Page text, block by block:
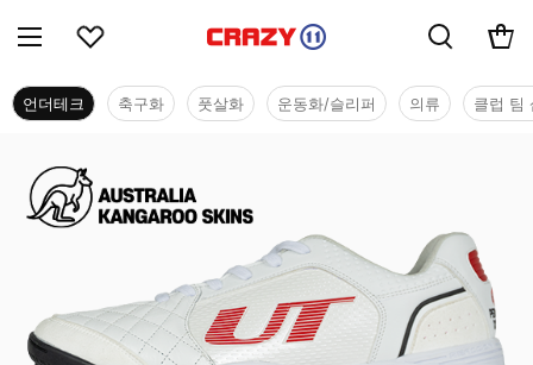
언더테크 축구화 풋살화 운동화/슬리퍼 의류 클럽 팀